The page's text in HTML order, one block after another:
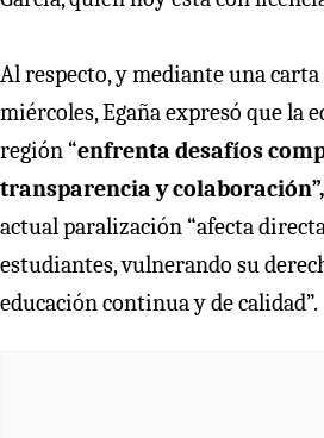
Al respecto, y mediante una
miércoles, Egaña expresó que la
región “enfrenta desafíos
transparencia y colaboración”,
actual paralización “afecta
estudiantes, vulnerando su
educación continua y de calidad”.